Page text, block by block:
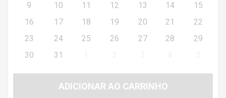
9
10 11 12 13 14
15
16
17 18 19 20 21
22
23
24 25 26 27 28
29
30
31
ADICIONAR AO CARRINHO